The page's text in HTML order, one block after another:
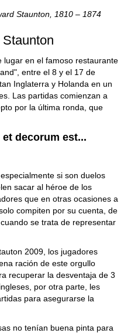
Staunton, 1810 – 1874
lugar en el famoso restaurante
entre el 8 y el 17 de
Inglaterra y Holanda en un
Las partidas comienzan a
por la última ronda, que
decorum est...
si son duelos
sacar al héroe de los
que en otras ocasiones a
compiten por su cuenta, de
se trata de representar
2009, los jugadores
ración de este orgullo
recuperar la desventaja de 3
por otra parte, les
para asegurarse la
no tenían buena pinta para